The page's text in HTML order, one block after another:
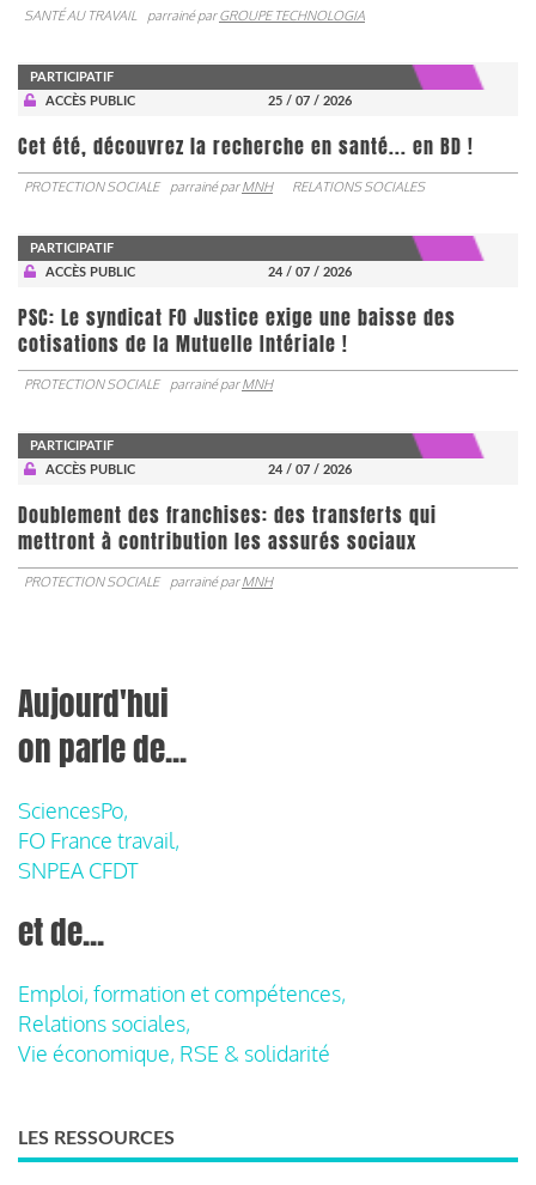
SANTÉ AU TRAVAIL parrainé parGROUPE TECHNOLOGIA
PARTICIPATIF
ACCÈS PUBLIC
25 / 07 / 2026
Cet été, découvrez la recherche en santé... en BD !
PROTECTION SOCIALE parrainé parMNH RELATIONS SOCIALES
PARTICIPATIF
ACCÈS PUBLIC
24 / 07 / 2026
PSC: Le syndicat FO Justice exige une baisse des
cotisations de la Mutuelle Intériale !
PROTECTION SOCIALE parrainé parMNH
PARTICIPATIF
ACCÈS PUBLIC
24 / 07 / 2026
Doublement des franchises: des transferts qui
mettront à contribution les assurés sociaux
PROTECTION SOCIALE parrainé parMNH
Aujourd'hui
on parle de...
SciencesPo,
FO France travail,
SNPEA CFDT
et de...
Emploi, formation et compétences,
Relations sociales,
Vie économique, RSE & solidarité
LES RESSOURCES